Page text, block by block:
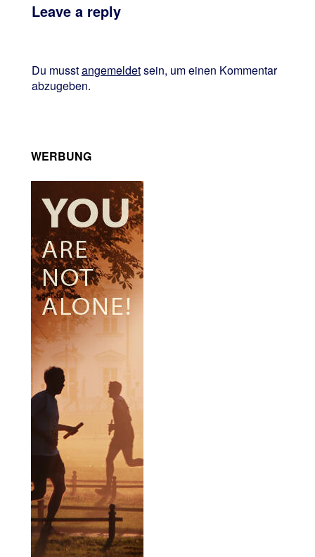
Leave a reply
Du musstangemeldetsein, um einen Kommentar
abzugeben.
WERBUNG